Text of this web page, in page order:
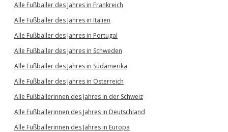
Alle Fußballer des Jahres in Frankreich
Alle Fußballer des Jahres in Italien
Alle Fußballer des Jahres in Portugal
Alle Fußballer des Jahres in Schweden
Alle Fußballer des Jahres in Südamerika
Alle Fußballer des Jahres in Österreich
Alle Fußballerinnen des Jahres in der Schweiz
Alle Fußballerinnen des Jahres in Deutschland
Alle Fußballerinnen des Jahres in Europa